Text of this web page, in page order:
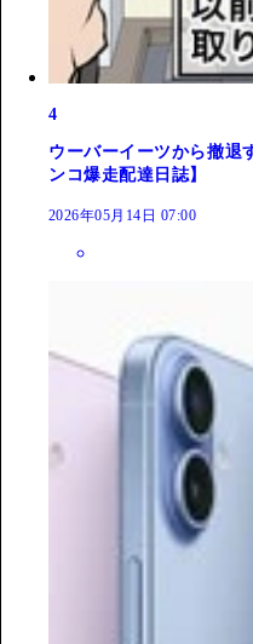
4
ウーバーイーツから撤退
ンコ爆走配達日誌】
2026年05月14日 07:00